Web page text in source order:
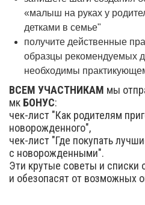
«малыш на руках у
детками в семье"
получите действенные
образцы рекомендуемых
необходимы
ВСЕМ УЧАСТНИКАМ мы
мк БОНУС:
чек-лист "Как родителям
новорожденного",
чек-лист "Где покупать
с новорожденными".
Эти крутые советы и списки
и обезопасят от возможных